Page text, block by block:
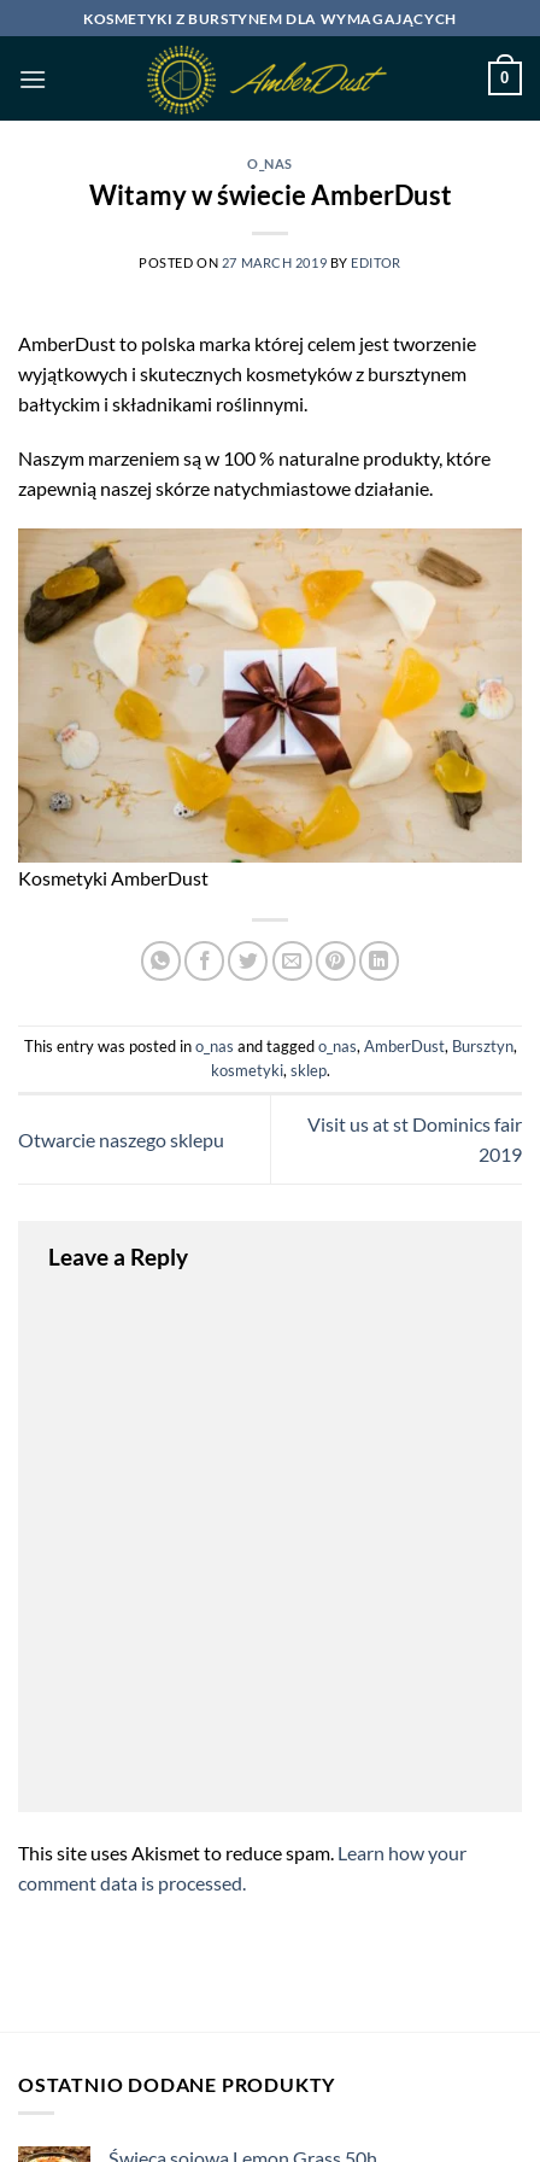
to
content
KOSMETYKI Z BURSTYNEM DLA WYMAGAJĄCYCH
0
O_NAS
Witamy w świecie AmberDust
POSTED ON 27 MARCH 2019 BY EDITOR
AmberDust to polska marka której celem jest tworzenie
wyjątkowych i skutecznych kosmetyków z bursztynem
bałtyckim i składnikami roślinnymi.
Naszym marzeniem są w 100 % naturalne produkty, które
zapewnią naszej skórze natychmiastowe działanie.
Kosmetyki AmberDust
This entry was posted ino_nas and taggedo_nas,AmberDust, Bursztyn,
kosmetyki,sklep.
Otwarcie naszego sklepu
Visit us at st Dominics fair
2019
Leave a Reply
This site uses Akismet to reduce spam. Learn how your
comment data is processed.
OSTATNIO DODANE PRODUKTY